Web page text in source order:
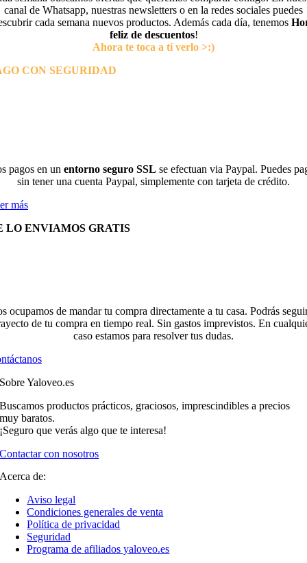
canal de Whatsapp, nuestras newsletters o en la redes sociales puedes
cada semana nuevos productos. Además cada día, tenemos
feliz de descuentos!
Ahora te toca a tí verlo >:)
CON SEGURIDAD
pagos en un entorno seguro SSL se efectuan via Paypal. Puedes
sin tener una cuenta Paypal, simplemente con tarjeta de crédito.
más
LO ENVIAMOS GRATIS
ocupamos de mandar tu compra directamente a tu casa. Podrás
de tu compra en tiempo real. Sin gastos imprevistos. En
caso estamos para resolver tus dudas.
Sobre Yaloveo.es
Buscamos productos prácticos, graciosos, imprescindibles a precios
muy baratos.
¡Seguro que verás algo que te interesa!
Contactar con nosotros
Acerca de:
Aviso legal
Condiciones generales de venta
Política de privacidad
Seguridad
Programa de afiliados yaloveo.es